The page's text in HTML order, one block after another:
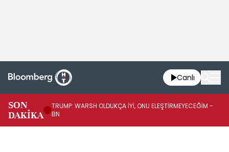
Canlı
SON
DAKİKA
TRUMP: WARSH OLDUKÇA İYİ, ONU ELEŞTİRMEYECEĞİM -
BN